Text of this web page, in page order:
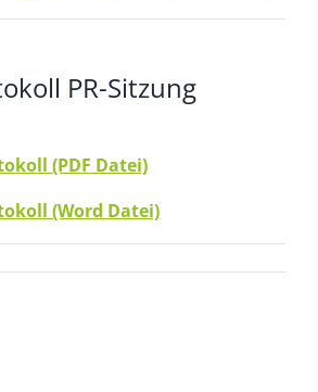
PR-Sitzung
(PDF Datei)
(Word Datei)